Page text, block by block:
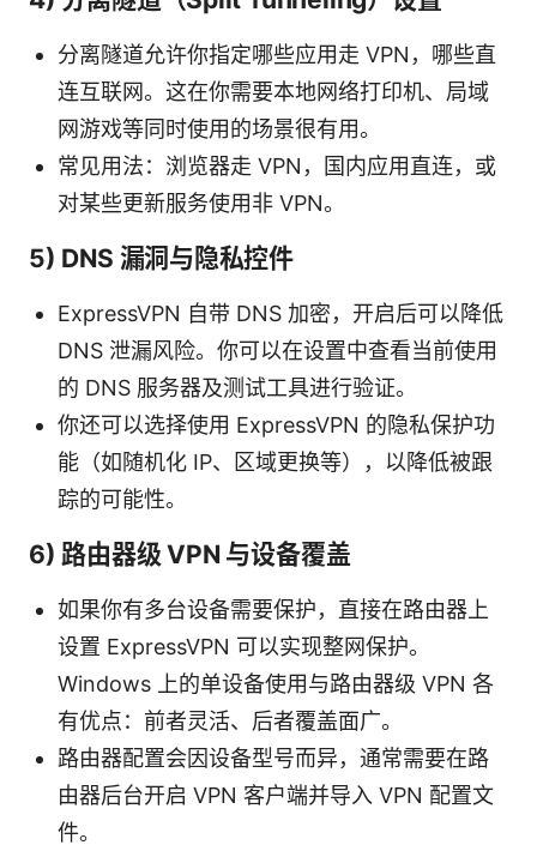
分离隧道允许你指定哪些应用走 VPN，哪些直
连互联网。这在你需要本地网络打印机、局域
网游戏等同时使用的场景很有用。
常见用法：浏览器走 VPN，国内应用直连，或
对某些更新服务使用非 VPN。
5) DNS 漏洞与隐私控件
ExpressVPN 自带 DNS 加密，开启后可以降低
DNS 泄漏风险。你可以在设置中查看当前使用
的 DNS 服务器及测试工具进行验证。
你还可以选择使用 ExpressVPN 的隐私保护功
能（如随机化 IP、区域更换等），以降低被跟
踪的可能性。
6) 路由器级 VPN 与设备覆盖
如果你有多台设备需要保护，直接在路由器上
设置 ExpressVPN 可以实现整网保护。
Windows 上的单设备使用与路由器级 VPN 各
有优点：前者灵活、后者覆盖面广。
路由器配置会因设备型号而异，通常需要在路
由器后台开启 VPN 客户端并导入 VPN 配置文
件。